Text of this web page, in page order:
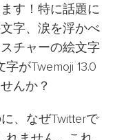
す！特に話題に
字、涙を浮かべ
チャーの絵文字
がTwemoji 13.0
んか？
、なぜTwitterで